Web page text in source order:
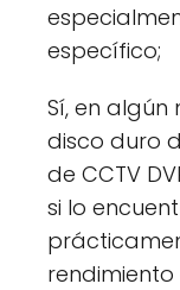
específico;
Sí, en
disco duro
de CCTV
si lo